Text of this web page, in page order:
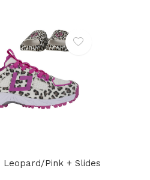
Leopard/Pink + Slides